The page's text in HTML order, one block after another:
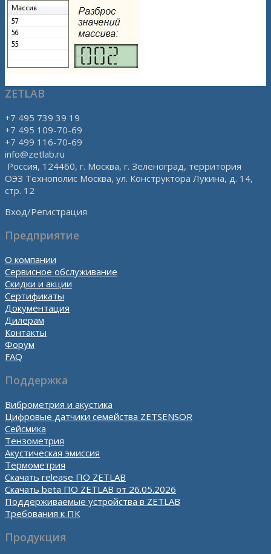
ZETLAB
+7 495 739 39 19
+7 495 109-70-69
+7 499 116-70-69
info@zetlab.ru
Россия, 124460, г. Москва, г. Зеленоград, территория
ОЭЗ Технополис Москва, ул. Конструктора Лукина, д. 14,
стр. 12
Вход/Регистрация
Предприятие
О компании
Сервисное обслуживание
Скидки и акции
Сертификаты
Документация
Дилерам
Контакты
Форум
FAQ
Поддержка
Виброметрия и акустика
Цифровые датчики семейства ZETSENSOR
Сейсмика
Тензометрия
Акустическая эмиссия
Термометрия
Скачать release ПО ZETLAB
Скачать beta ПО ZETLAB от 26.05.2026
Поддерживаемые устройства в ZETLAB
Требования к ПК
Продукция